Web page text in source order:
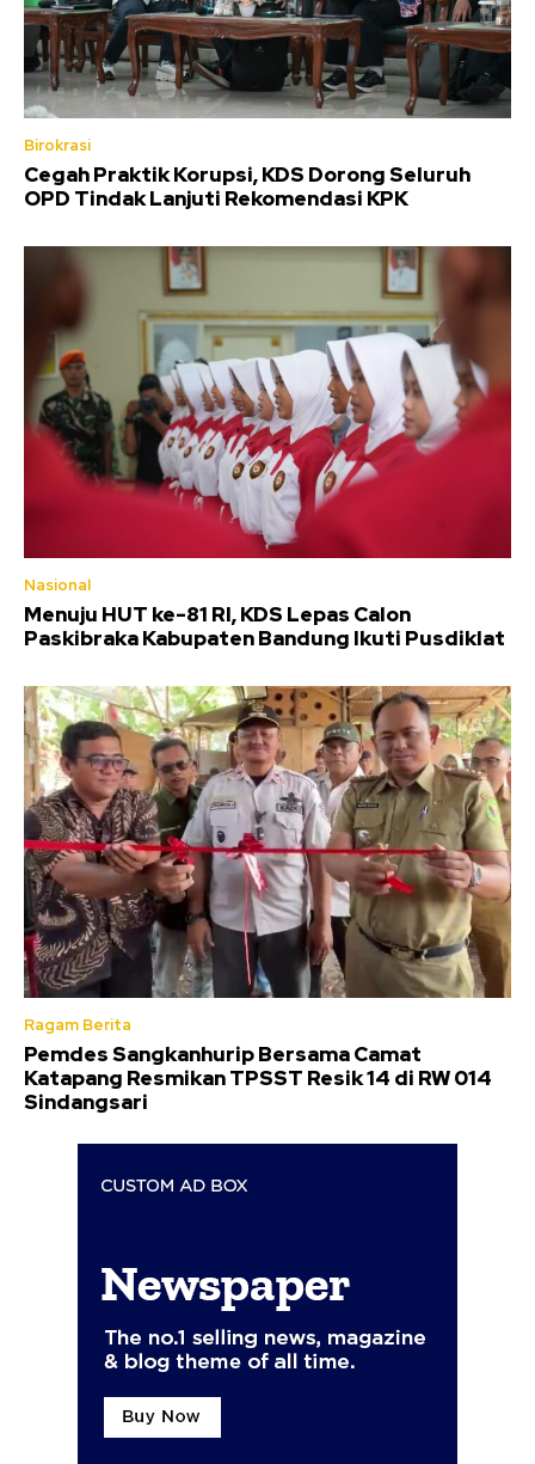
Birokrasi
Cegah Praktik Korupsi, KDS Dorong Seluruh
OPD Tindak Lanjuti Rekomendasi KPK
Nasional
Menuju HUT ke-81 RI, KDS Lepas Calon
Paskibraka Kabupaten Bandung Ikuti Pusdiklat
Ragam Berita
Pemdes Sangkanhurip Bersama Camat
Katapang Resmikan TPSST Resik 14 di RW 014
Sindangsari